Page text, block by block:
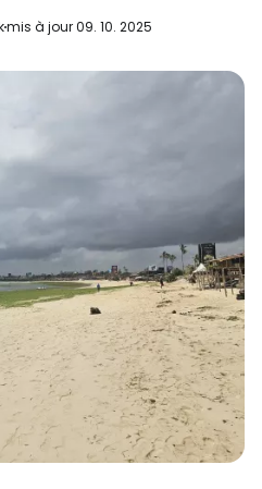
mis à jour 09. 10. 2025
avec Google
le courrier